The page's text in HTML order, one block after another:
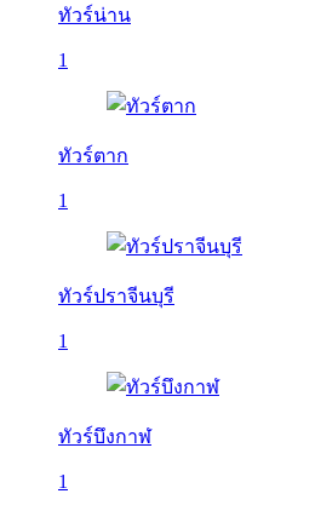
ทัวร์น่าน
1
ทัวร์ตาก
1
ทัวร์ปราจีนบุรี
1
ทัวร์บึงกาฬ
1